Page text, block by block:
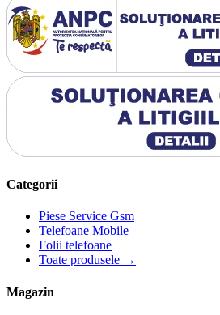
Categorii
Piese Service Gsm
Telefoane Mobile
Folii telefoane
Toate produsele →
Magazin